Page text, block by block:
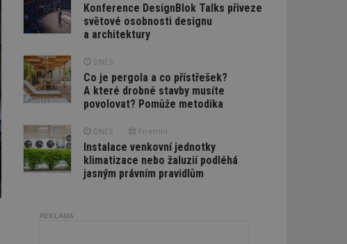
Konference DesignBlok Talks přiveze
světové osobnosti designu
a architektury
DNES
Co je pergola a co přístřešek?
A které drobné stavby musíte
povolovat? Pomůže metodika
DNES Firemní
Instalace venkovní jednotky
klimatizace nebo žaluzií podléhá
jasným právním pravidlům
REKLAMA